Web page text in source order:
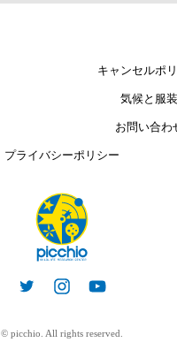
キャンセルポ
気候と服装
お問い合わ
プライバシーポリシー
© picchio. All rights reserved.